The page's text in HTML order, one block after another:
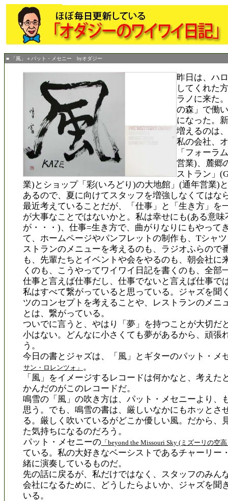
■ 「風」＋パット・メセニー byオダジー
昨日は、ハ
してくれた
ラノに来た
の森」で働
になった。
増えるのは
私の会社、
「フォーラ
営業)、麓郷
ストラン」
業)とショップ「彩(いろどり)の大地館」(通年営業)
あるので、夏に向けてスタッフを増強しなくてはな
最近考えていることだが、「仕事」と「生き方」を
が大事なことではないかと。私は幸せにも(ある意味
が・・・)、仕事=生き方で、曲がりなりにもやって
て、ホームページやパンフレットの制作も、Tシャ
ストランのメニューを考えるのも、ラジオふらので
も、先輩たちとイベントや会をやるのも、朝会社に
くのも、こうやってワイワイ日記を書くのも、全部
仕事と言えば仕事だし、仕事でないと言えば仕事で
私はすべて繋がっていると思っている。ジャズを聞
ツのコンセプトを考えることや、レストランのメニ
とは、繋がっている。
ついでに言うと、やはり「夢」を持つことが大切だ
小はない。どんなに小さくても夢があるから、頑張
う。
今日の書とジャズは、「風」とギターのパット・メ
サン・ロレンツォ」 。
「風」をイメージするレコードは何かなと、考えた
かんだのがこのレコードだ。
鳴雪の「風」の吹き方は、パット・メセニーより、
思う。でも、鳴雪の書は、厳しいなかにもホッとさ
る。厳しく吹いているがどこか優しい風。だから、
た気持ちになるのだろう。
パット・メセニーの 「beyond the Missouri Sky (ミズーリの空
ている。私の大好きなベーシストであるチャーリー
緒に演奏しているものだ。
先の話に戻るが、私だけではなく、スタッフのみん
会社になるために、どうしたらよいか、ジャズを聞
いる。